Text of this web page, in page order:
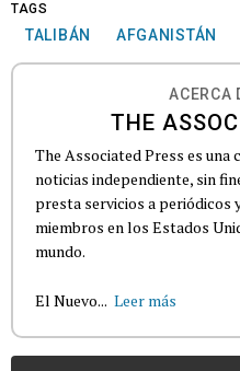
TAGS
TALIBÁN AFGANISTÁN
ACERCA
THE
The Associated Press es una
noticias independiente, sin
presta servicios a periódicos
miembros en los Estados
mundo.
El Nuevo... Leer más